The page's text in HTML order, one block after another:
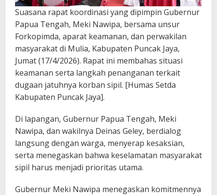
Suasana rapat koordinasi yang dipimpin Gubernur
Papua Tengah, Meki Nawipa, bersama unsur
Forkopimda, aparat keamanan, dan perwakilan
masyarakat di Mulia, Kabupaten Puncak Jaya,
Jumat (17/4/2026). Rapat ini membahas situasi
keamanan serta langkah penanganan terkait
dugaan jatuhnya korban sipil. [Humas Setda
Kabupaten Puncak Jaya].
Di lapangan, Gubernur Papua Tengah, Meki
Nawipa, dan wakilnya Deinas Geley, berdialog
langsung dengan warga, menyerap kesaksian,
serta menegaskan bahwa keselamatan masyarakat
sipil harus menjadi prioritas utama.
Gubernur Meki Nawipa menegaskan komitmennya